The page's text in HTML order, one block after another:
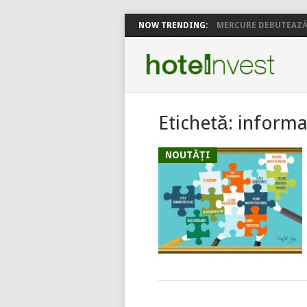
NOW TRENDING: MERCURE
Etichetă:
NOUTĂȚI